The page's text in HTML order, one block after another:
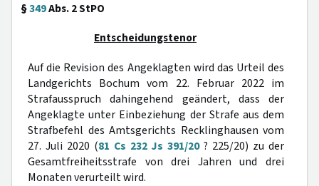
§349Abs. 2 StPO
Entscheidungstenor
Auf die Revision des Angeklagten wird das Urteil des
Landgerichts Bochum vom 22. Februar 2022 im
Strafausspruch dahingehend geändert, dass der
Angeklagte unter Einbeziehung der Strafe aus dem
Strafbefehl des Amtsgerichts Recklinghausen vom
27. Juli 2020 (81 Cs 232 Js 391/20? 225/20) zu der
Gesamtfreiheitsstrafe von drei Jahren und drei
Monaten verurteilt wird.